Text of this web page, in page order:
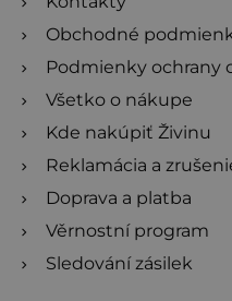
Obchodné
Podmienky ochrany
Všetko o nákupe
Kde nakúpiť Živinu
Reklamácia a
Doprava a platba
Věrnostní program
Sledování zásilek